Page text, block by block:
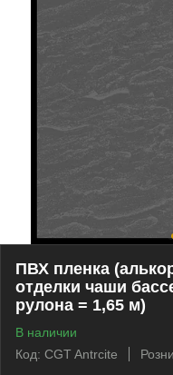
ПВХ пленка
отделки чаши
рулона = 1,65 м)
В наличии
Код: CGT Antrcite